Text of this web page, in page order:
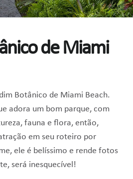
de Miami
Botânico de Miami Beach.
adora um bom parque, com
fauna e flora, então,
em seu roteiro por
ele é belíssimo e rende fotos
será inesquecível!